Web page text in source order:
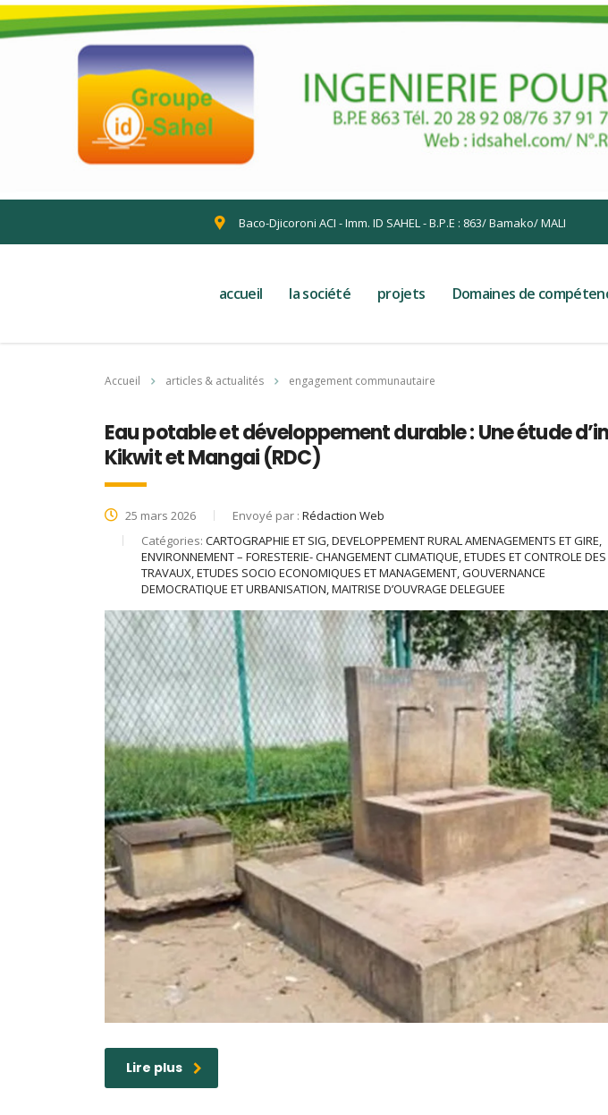
Baco-Djicoroni ACI - Imm. ID SAHEL - B.P.E : 863/ Bamako/ MALI
accueil la société projets Domaines de
Accueil articles & actualités engagement communautaire
Eau potable et développement durable : Une étude
Kikwit et Mangai (RDC)
25 mars 2026 Envoyé par : Rédaction Web
Catégories: CARTOGRAPHIE ET SIG, DEVELOPPEMENT RURAL AMENAGEMENTS ET GIRE,
ENVIRONNEMENT – FORESTERIE- CHANGEMENT CLIMATIQUE, ETUDES ET CONTROLE DES
TRAVAUX, ETUDES SOCIO ECONOMIQUES ET MANAGEMENT, GOUVERNANCE
DEMOCRATIQUE ET URBANISATION, MAITRISE D’OUVRAGE DELEGUEE
Lire plus